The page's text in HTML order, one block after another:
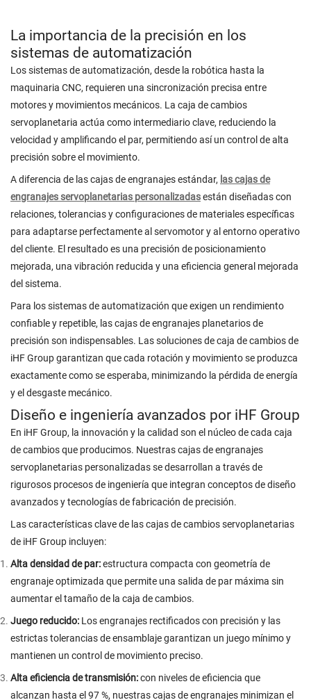
La importancia de la precisión en los
sistemas de automatización
Los sistemas de automatización, desde la robótica hasta la
maquinaria CNC, requieren una sincronización precisa entre
motores y movimientos mecánicos. La caja de cambios
servoplanetaria actúa como intermediario clave, reduciendo la
velocidad y amplificando el par, permitiendo así un control de alta
precisión sobre el movimiento.
A diferencia de las cajas de engranajes estándar, las cajas de
engranajes servoplanetarias personalizadasestán diseñadas con
relaciones, tolerancias y configuraciones de materiales específicas
para adaptarse perfectamente al servomotor y al entorno operativo
del cliente. El resultado es una precisión de posicionamiento
mejorada, una vibración reducida y una eficiencia general mejorada
del sistema.
Para los sistemas de automatización que exigen un rendimiento
confiable y repetible, las cajas de engranajes planetarios de
precisión son indispensables. Las soluciones de caja de cambios de
iHF Group garantizan que cada rotación y movimiento se produzca
exactamente como se esperaba, minimizando la pérdida de energía
y el desgaste mecánico.
Diseño e ingeniería avanzados por iHF Group
En iHF Group, la innovación y la calidad son el núcleo de cada caja
de cambios que producimos. Nuestras cajas de engranajes
servoplanetarias personalizadas se desarrollan a través de
rigurosos procesos de ingeniería que integran conceptos de diseño
avanzados y tecnologías de fabricación de precisión.
Las características clave de las cajas de cambios servoplanetarias
de iHF Group incluyen:
Alta densidad de par:estructura compacta con geometría de
engranaje optimizada que permite una salida de par máxima sin
aumentar el tamaño de la caja de cambios.
Juego reducido: Los engranajes rectificados con precisión y las
estrictas tolerancias de ensamblaje garantizan un juego mínimo y
mantienen un control de movimiento preciso.
Alta eficiencia de transmisión:con niveles de eficiencia que
alcanzan hasta el 97 %, nuestras cajas de engranajes minimizan el